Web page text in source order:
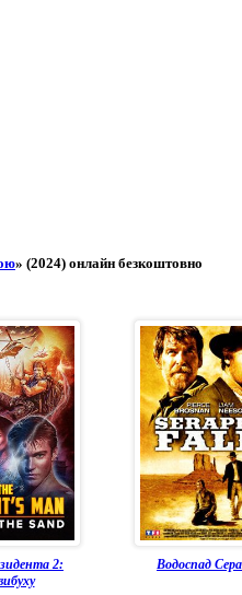
» (2024) онлайн безкоштовно
2:
Водоспад